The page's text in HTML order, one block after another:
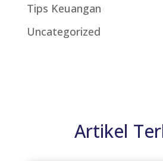
Tips Keuangan
Uncategorized
Artikel